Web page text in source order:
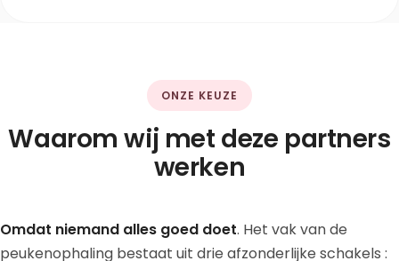
ONZE KEUZE
Waarom wij met deze partners
werken
Omdat niemand alles goed doet. Het vak van de
peukenophaling bestaat uit drie afzonderlijke schakels :